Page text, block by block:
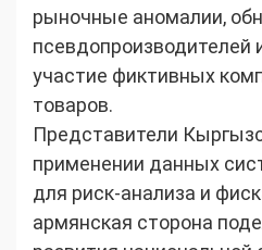
рыночные аномалии,
псевдопроизводителей
участие фиктивных
товаров.
Представители
применении данных
для риск-анализа и
армянская сторона